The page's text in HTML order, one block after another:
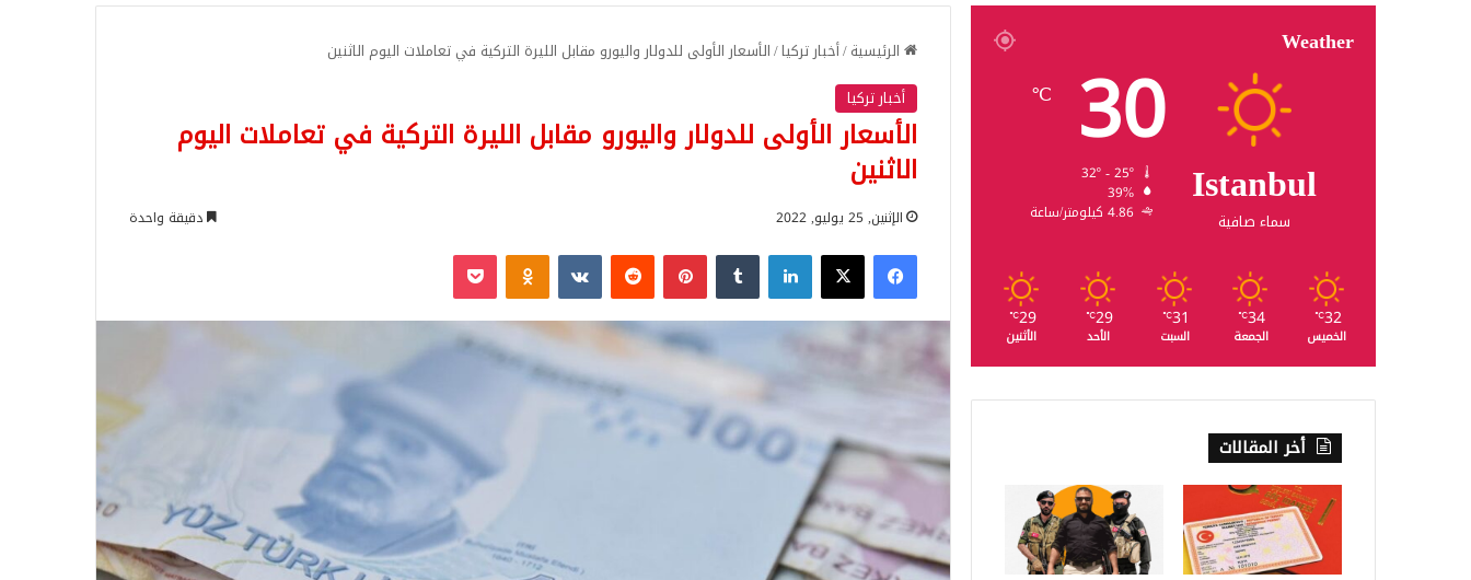
الرئيسية/أخبار تركيا/الأسعار الأولى للدولار واليورو مقابل الليرة التركية في تعاملات اليوم الاثنين
أخبار تركيا
الأسعار الأولى للدولار واليورو مقابل الليرة التركية في تعاملات اليوم
الاثنين
الإثنين, 25 يوليو, 2022 دقيقة واحدة
فيسبوك‫X لينكدإن بينتيريست Odnoklassniki
‫Pocket
Weather
Istanbul
سماء صافية
30
℃
39%
4.86 كيلومتر/ساعة
32
℃
الخميس
34
℃
الجمعة
31
℃
السبت
29
℃
الأحد
29
℃
الأثنين
أخر المقالات